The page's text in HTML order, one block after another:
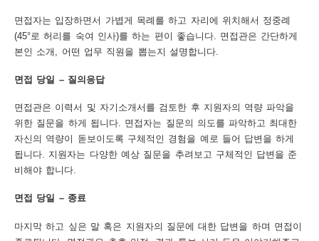
면접자는 입장하면서 가볍게 목례를 하고 자리에 위치해서 정중례
(45°로 허리를 숙여 인사)를 하는 편이 좋습니다. 면접관은 간단하게
본인 소개, 어떤 업무 직원을 뽑는지 설명합니다.
면접 당일 – 질의응답
면접관은 이력서 및 자기소개서를 검토한 후 지원자의 역량 파악을
위한 질문을 하게 됩니다. 면접자는 질문의 의도를 파악하고 최대한
자신의 역량이 돋보이도록 구체적인 경험을 예로 들어 답변을 하게
됩니다. 지원자는 다양한 예상 질문을 추려보고 구체적인 답변을 준
비해야 합니다.
면접 당일 – 종료
마지막 하고 싶은 말 혹은 지원자의 질문에 대한 답변을 하며 면접이